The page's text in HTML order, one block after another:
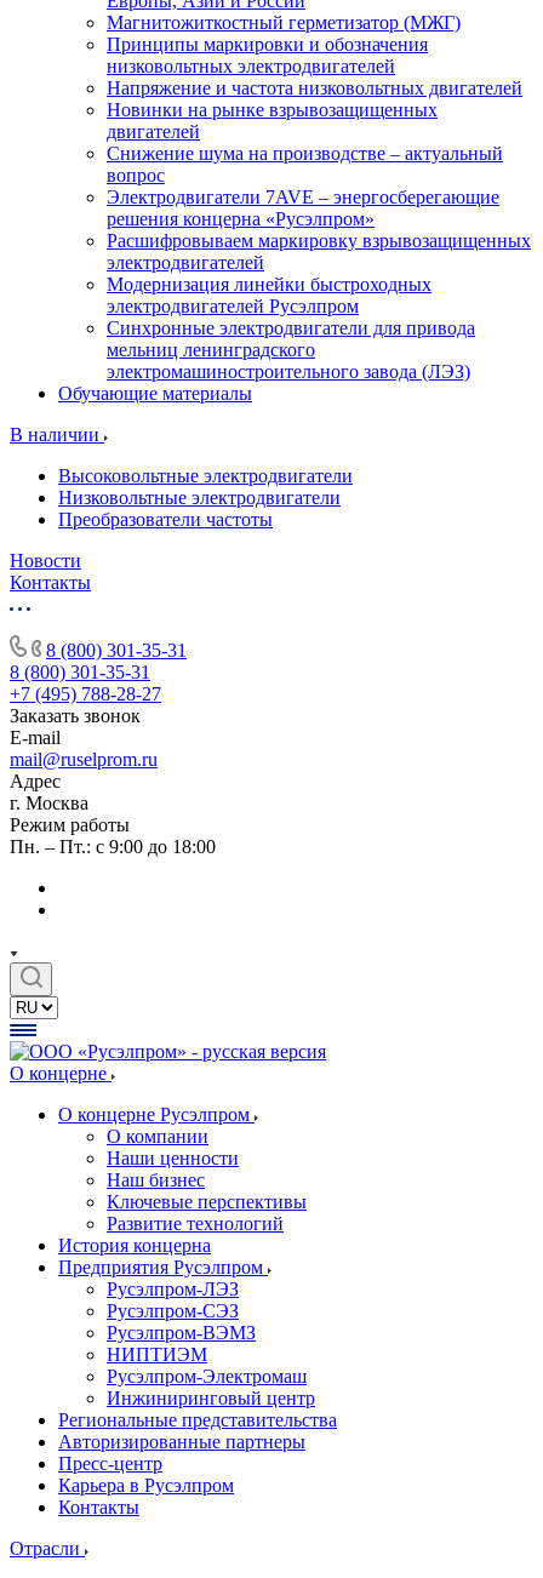
Магнитожиткостный герметизатор (МЖГ)
Принципы маркировки и обозначения
низковольтных электродвигателей
Напряжение и частота низковольтных двигателей
Новинки на рынке взрывозащищенных
двигателей
Снижение шума на производстве – актуальный
вопрос
Электродвигатели 7AVE – энергосберегающие
решения концерна «Русэлпром»
Расшифровываем маркировку взрывозащищенных
электродвигателей
Модернизация линейки быстроходных
электродвигателей Русэлпром
Синхронные электродвигатели для привода
мельниц ленинградского
электромашиностроительного завода (ЛЭЗ)
Обучающие материалы
В наличии
Высоковольтные электродвигатели
Низковольтные электродвигатели
Преобразователи частоты
Новости
Контакты
8 (800) 301-35-31
8 (800) 301-35-31
+7 (495) 788-28-27
Заказать звонок
E-mail
mail@ruselprom.ru
Адрес
г. Москва
Режим работы
Пн. – Пт.: с 9:00 до 18:00
О концерне
О концерне Русэлпром
О компании
Наши ценности
Наш бизнес
Ключевые перспективы
Развитие технологий
История концерна
Предприятия Русэлпром
Русэлпром-ЛЭЗ
Русэлпром-СЭЗ
Русэлпром-ВЭМЗ
НИПТИЭМ
Русэлпром-Электромаш
Инжиниринговый центр
Региональные представительства
Авторизированные партнеры
Пресс-центр
Карьера в Русэлпром
Контакты
Отрасли